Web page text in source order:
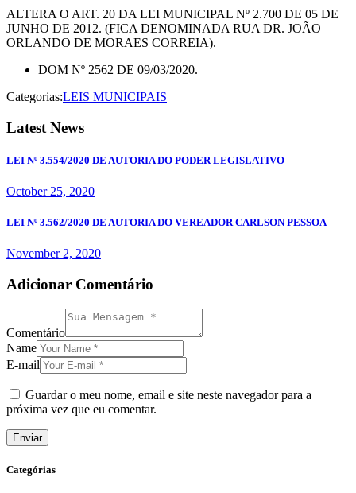
ALTERA O ART. 20 DA LEI MUNICIPAL Nº 2.700 DE 05 DE
JUNHO DE 2012. (FICA DENOMINADA RUA DR. JOÃO
ORLANDO DE MORAES CORREIA).
DOM Nº 2562 DE 09/03/2020.
Categorias:LEIS MUNICIPAIS
Latest News
LEI Nº 3.554/2020 DE AUTORIA DO PODER LEGISLATIVO
October 25, 2020
LEI Nº 3.562/2020 DE AUTORIA DO VEREADOR CARLSON PESSOA
November 2, 2020
Adicionar Comentário
Comentário
Name
E-mail
Guardar o meu nome, email e site neste navegador para a
próxima vez que eu comentar.
Categórias